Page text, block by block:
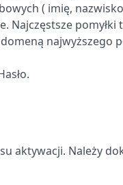
( imię,
pomyłki
najwyższego
aktywacji. Należy